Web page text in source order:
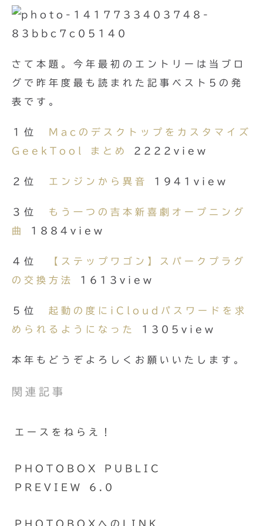
さて本題。今年最初のエントリーは当ブロ
グで昨年度最も読まれた記事ベスト5の発
表です。
１位
Macのデスクトップをカスタマイズ
GeekTool まとめ
2222view
２位 エンジンから異音 1941view
３位 もう一つの吉本新喜劇オープニング
曲
1884view
４位
【ステップワゴン】スパークプラグ
の交換方法
1613view
５位 起動の度にiCloudパスワードを求
められるようになった
1305view
本年もどうぞよろしくお願いいたします。
関連記事
エースをねらえ！
PHOTOBOX PUBLIC
PREVIEW 6.0
PHOTOBOXへのLINK